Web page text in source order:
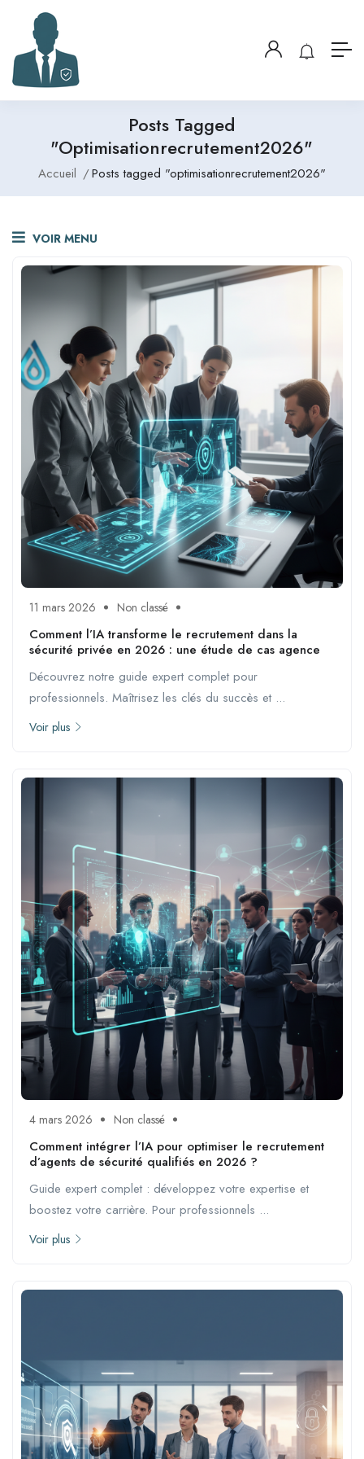
Posts Tagged
"optimisationrecrutement2026"
Accueil Posts tagged "optimisationrecrutement2026"
VOIR MENU
11 mars 2026 Non classé
Comment l’IA transforme le recrutement dans la
sécurité privée en 2026 : une étude de cas agence
Découvrez notre guide expert complet pour
professionnels. Maîtrisez les clés du succès et ...
Voir plus
4 mars 2026 Non classé
Comment intégrer l’IA pour optimiser le recrutement
d’agents de sécurité qualifiés en 2026 ?
Guide expert complet : développez votre expertise et
boostez votre carrière. Pour professionnels ...
Voir plus